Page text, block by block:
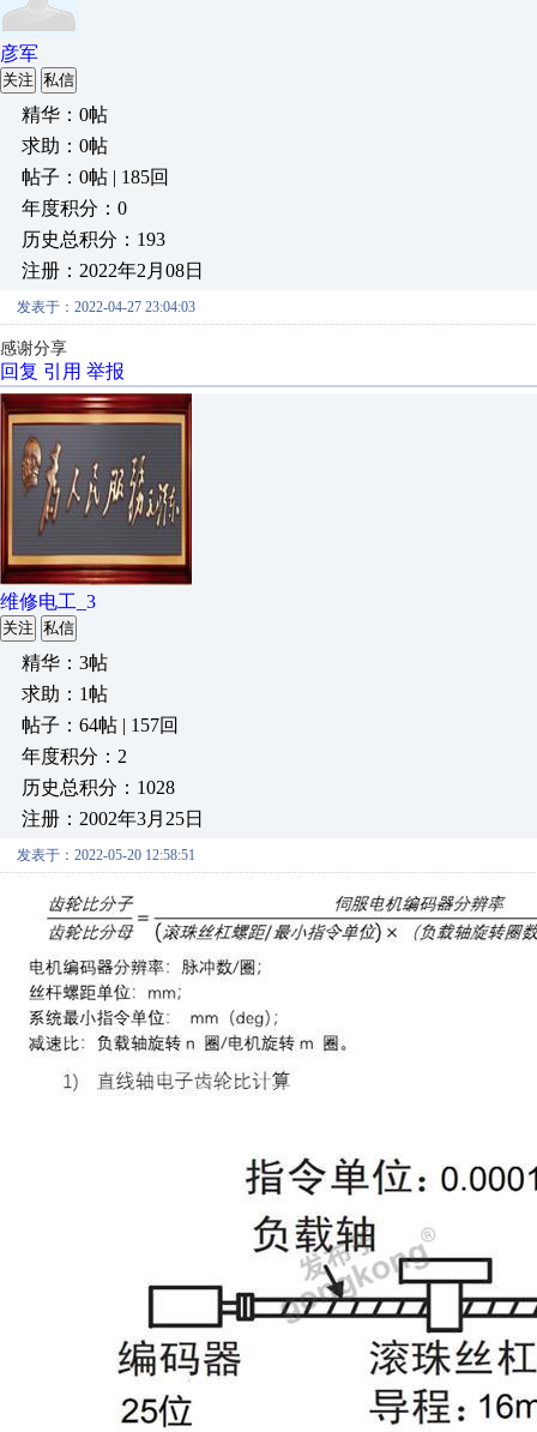
彦军
关注 私信
精华：0帖
求助：0帖
帖子：0帖 | 185回
年度积分：0
历史总积分：193
注册：2022年2月08日
发表于：2022-04-27 23:04:03
感谢分享
回复 引用 举报
维修电工_3
关注 私信
精华：3帖
求助：1帖
帖子：64帖 | 157回
年度积分：2
历史总积分：1028
注册：2002年3月25日
发表于：2022-05-20 12:58:51